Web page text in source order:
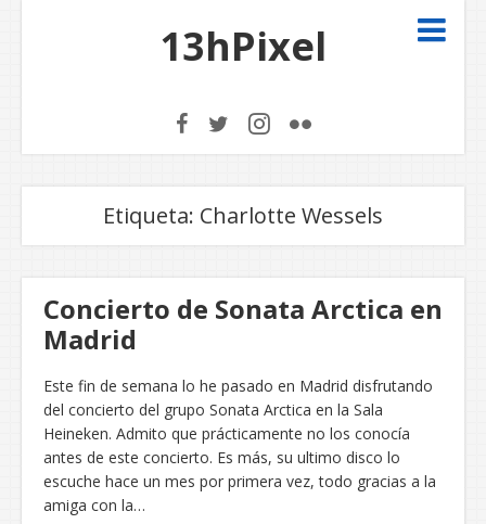
13hPixel
Etiqueta: Charlotte Wessels
Concierto de Sonata Arctica en
Madrid
Este fin de semana lo he pasado en Madrid disfrutando
del concierto del grupo Sonata Arctica en la Sala
Heineken. Admito que prácticamente no los conocía
antes de este concierto. Es más, su ultimo disco lo
escuche hace un mes por primera vez, todo gracias a la
amiga con la…